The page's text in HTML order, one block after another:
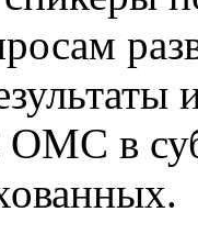
в